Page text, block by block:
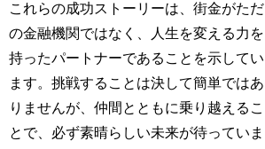
これらの成功ストーリーは、街金がただ
の金融機関ではなく、人生を変える力を
持ったパートナーであることを示してい
ます。挑戦することは決して簡単ではあ
りませんが、仲間とともに乗り越えるこ
とで、必ず素晴らしい未来が待っていま